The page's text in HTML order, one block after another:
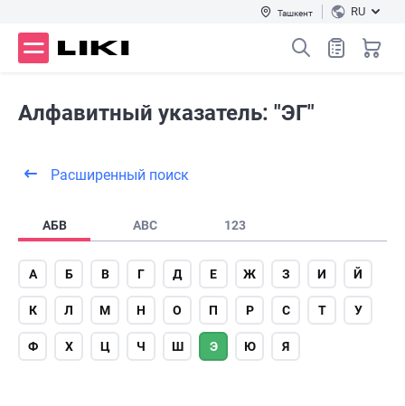
Ташкент RU
Алфавитный указатель: "ЭГ"
Расширенный поиск
АБВ ABC 123
А Б В Г Д Е Ж З И Й
К Л М Н О П Р С Т У
Ф Х Ц Ч Ш Э Ю Я